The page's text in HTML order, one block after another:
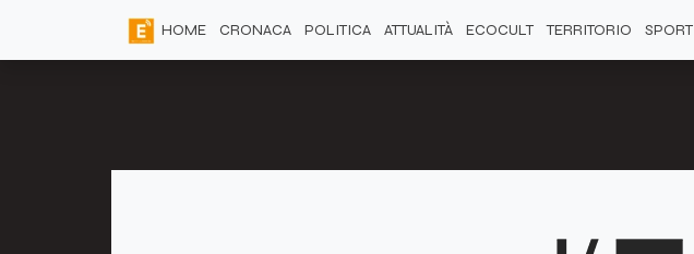
HOME CRONACA POLITICA ATTUALITÀ ECOCULT TERRITORIO SPORT